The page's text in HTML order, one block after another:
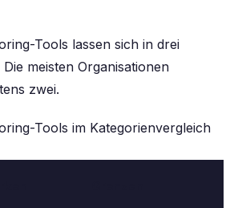
Tools lassen sich in drei
meisten Organisationen
zwei.
Tools im Kategorienvergleich